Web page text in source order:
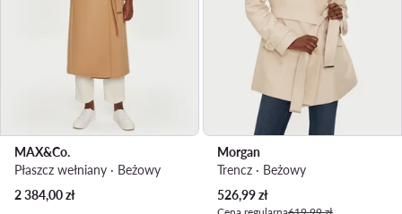
MAX&Co.
Płaszcz wełniany · Beżowy
2 384,00zł
Morgan
Trencz · Beżowy
Aktualna cena
526,99zł